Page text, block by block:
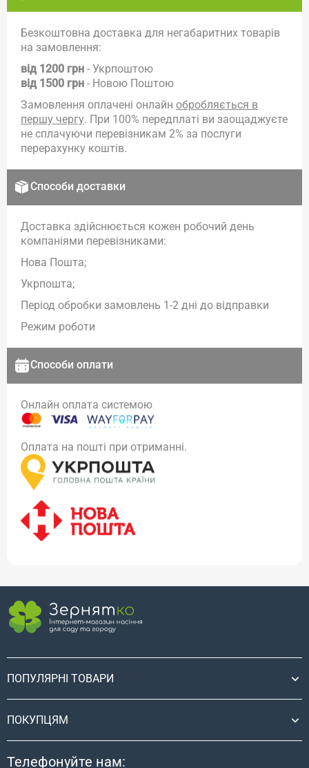
Безкоштовна доставка для негабаритних товарів
на замовлення:
від 1200 грн - Укрпоштою
від 1500 грн - Новою Поштою
Замовлення оплачені онлайн обробляється в
першу чергу. При 100% передплаті ви заощаджуєте
не сплачуючи перевізникам 2% за послуги
перерахунку коштів.
Способи доставки
Доставка здійснюється кожен робочий день
компаніями перевізниками:
Нова Пошта;
Укрпошта;
Період обробки замовлень 1-2 дні до відправки
Режим роботи
Способи оплати
Онлайн оплата системою
Оплата на пошті при отриманні.
ПОПУЛЯРНІ ТОВАРИ
ПОКУПЦЯМ
Телефонуйте нам: